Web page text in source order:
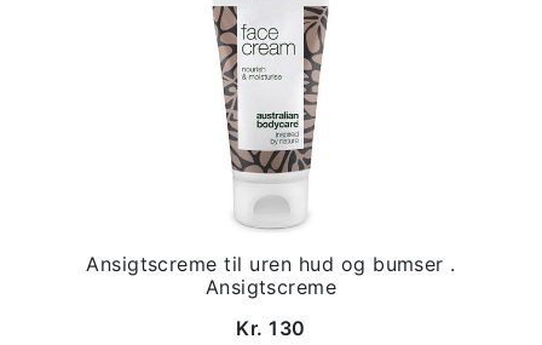
Ansigtscreme til uren hud og bumser .
Ansigtscreme
Kr. 130